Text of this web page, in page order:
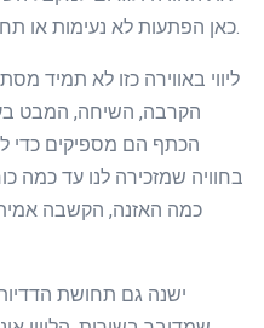
כאן הפתעות לא נעימות או תחושות של זרות – אלא בדיוק ההפך.
ליווי באווירה כזו לא תמיד
הקרבה, השיחה, המבט
הכתף הם מספיקים כדי
בחוויה שמזכירה לנו עד כמה
כמה האזנה, הקשבה
ישנה גם תחושת